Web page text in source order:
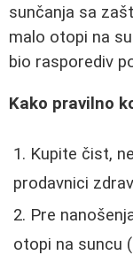
sunčanja sa
malo otopi na
bio rasporediv
Kako pravilno
Kupite čist,
prodavnici
Pre
otopi na suncu